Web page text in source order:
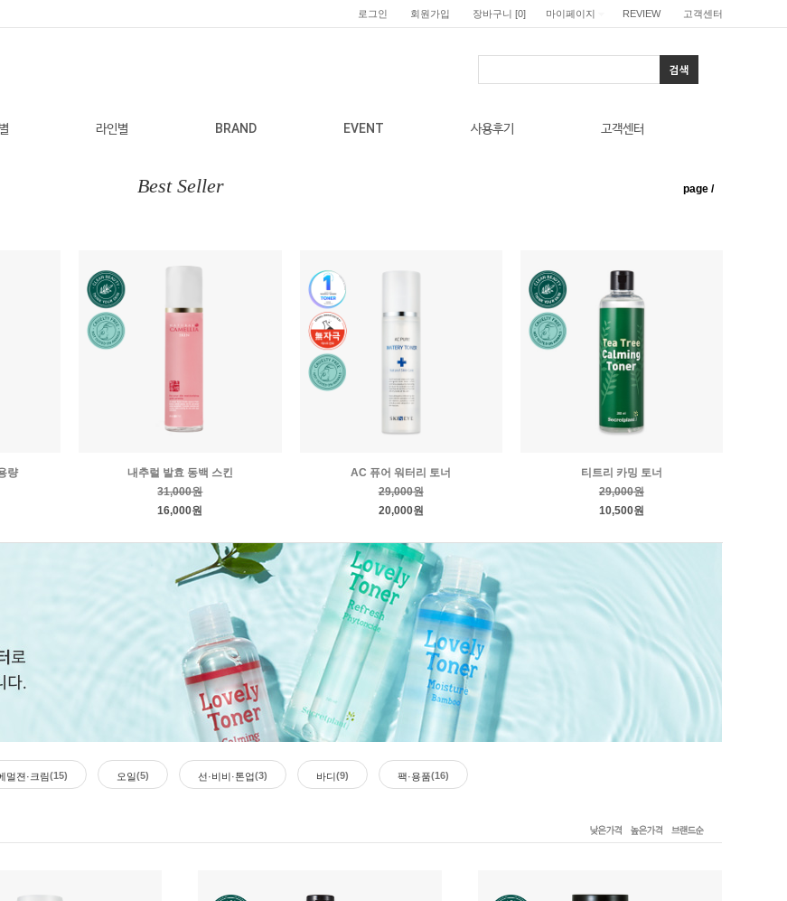
로그인 회원가입 장바구니 [0] 마이페이지 REVIEW 고객센터
라인별 BRAND EVENT 사용후기 고객센터
page /
Best Seller
량
내추럴 발효 동백 스킨
31,000원
16,000원
AC 퓨어 워터리 토너
29,000원
20,000원
티트리 카밍 토너
29,000원
10,500원
멀젼·크림(15) 오일(5) 선·비비·톤업(3) 바디(9) 팩·용품(16)